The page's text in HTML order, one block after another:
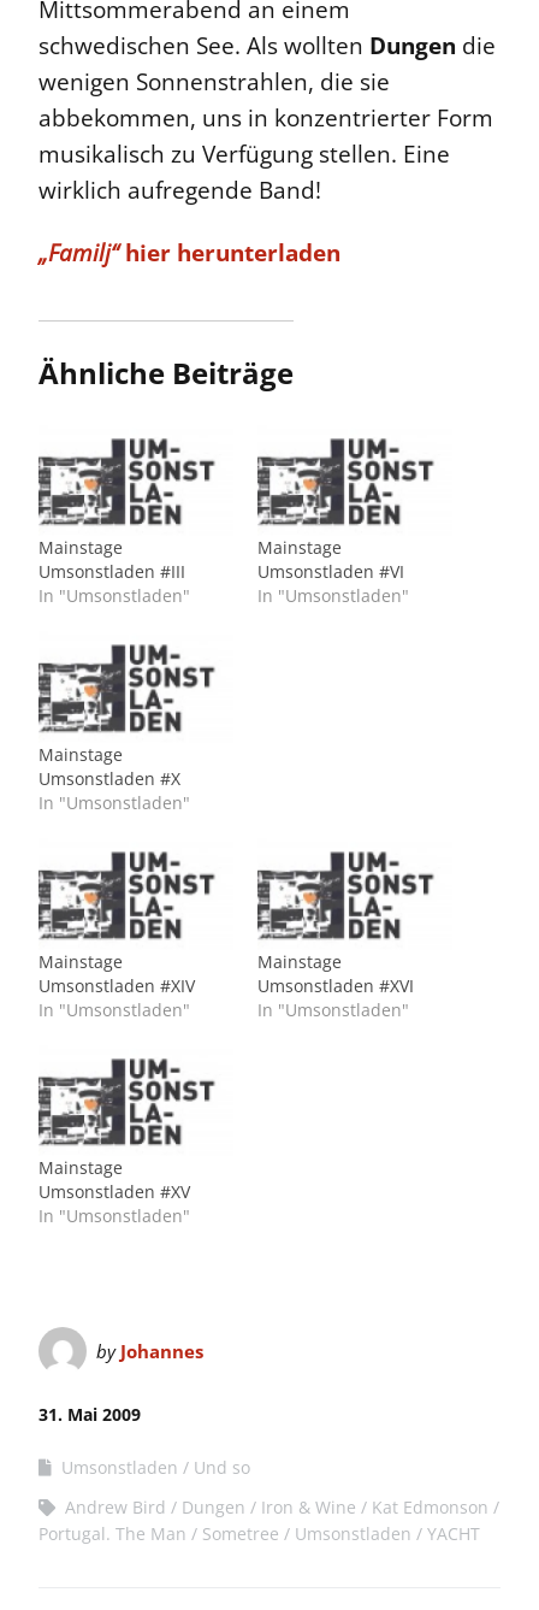
Mittsommerabend an einem
schwedischen See. Als wollten Dungen die
wenigen Sonnenstrahlen, die sie
abbekommen, uns in konzentrierter Form
musikalisch zu Verfügung stellen. Eine
wirklich aufregende Band!
„Familj“hier herunterladen
Ähnliche Beiträge
Mainstage
Umsonstladen #III
In "Umsonstladen"
Mainstage
Umsonstladen #VI
In "Umsonstladen"
Mainstage
Umsonstladen #X
In "Umsonstladen"
Mainstage
Umsonstladen #XIV
In "Umsonstladen"
Mainstage
Umsonstladen #XVI
In "Umsonstladen"
Mainstage
Umsonstladen #XV
In "Umsonstladen"
by Johannes
31. Mai 2009
Umsonstladen
Und so
Andrew Bird
Dungen Iron & Wine
Kat Edmonson
Portugal. The Man
Sometree Umsonstladen YACHT